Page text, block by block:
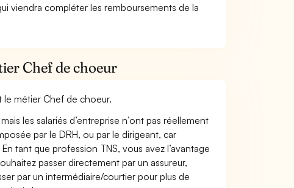
viendra compléter les remboursements de la
Chef de choeur
le métier Chef de choeur.
les salariés d’entreprise n’ont pas réellement
par le DRH, ou par le dirigeant, car
tant que profession TNS, vous avez l’avantage
passer directement par un assureur,
par un intermédiaire/courtier pour plus de